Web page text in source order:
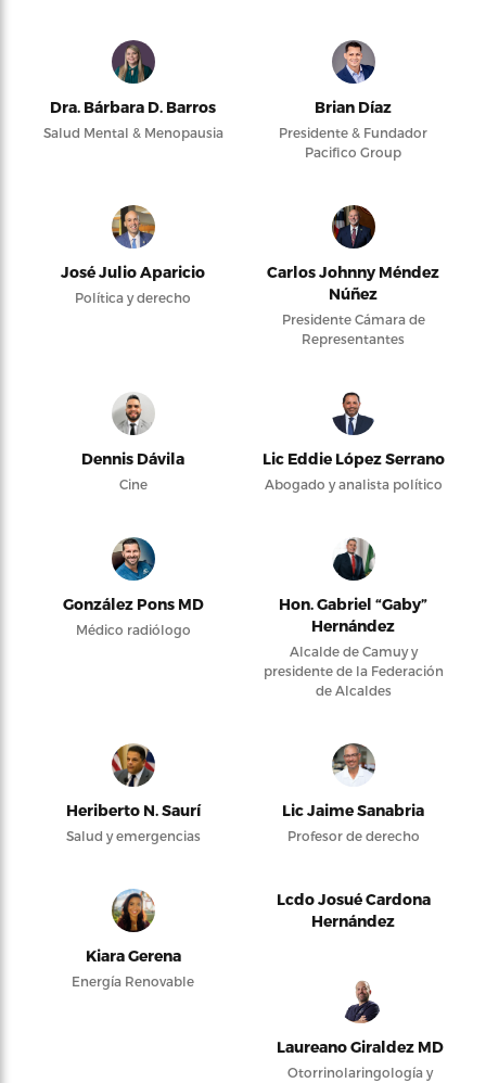
Dra. Bárbara D. Barros
Salud Mental & Menopausia
Brian Díaz
Presidente & Fundador
Pacifico Group
José Julio Aparicio
Política y derecho
Carlos Johnny Méndez
Núñez
Presidente Cámara de
Representantes
Dennis Dávila
Cine
Lic Eddie López Serrano
Abogado y analista político
González Pons MD
Médico radiólogo
Hon. Gabriel “Gaby”
Hernández
Alcalde de Camuy y
presidente de la Federación
de Alcaldes
Heriberto N. Saurí
Salud y emergencias
Lic Jaime Sanabria
Profesor de derecho
Kiara Gerena
Energía Renovable
Lcdo Josué Cardona
Hernández
Laureano Giraldez MD
Otorrinolaringología y